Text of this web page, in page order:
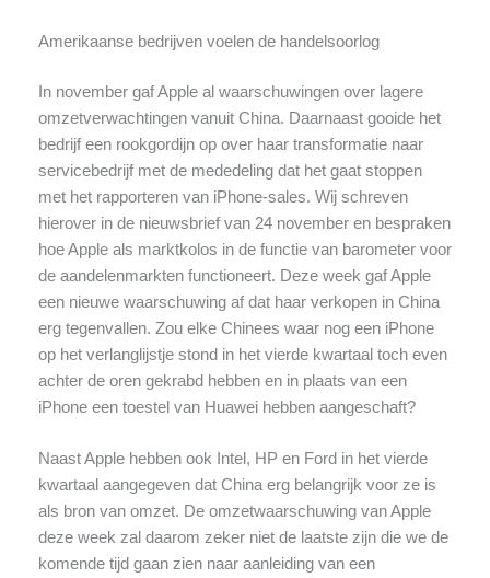
Amerikaanse bedrijven voelen de handelsoorlog
In november gaf Apple al waarschuwingen over lagere
omzetverwachtingen vanuit China. Daarnaast gooide het
bedrijf een rookgordijn op over haar transformatie naar
servicebedrijf met de mededeling dat het gaat stoppen
met het rapporteren van iPhone-sales. Wij schreven
hierover in de nieuwsbrief van 24 november en bespraken
hoe Apple als marktkolos in de functie van barometer voor
de aandelenmarkten functioneert. Deze week gaf Apple
een nieuwe waarschuwing af dat haar verkopen in China
erg tegenvallen. Zou elke Chinees waar nog een iPhone
op het verlanglijstje stond in het vierde kwartaal toch even
achter de oren gekrabd hebben en in plaats van een
iPhone een toestel van Huawei hebben aangeschaft?
Naast Apple hebben ook Intel, HP en Ford in het vierde
kwartaal aangegeven dat China erg belangrijk voor ze is
als bron van omzet. De omzetwaarschuwing van Apple
deze week zal daarom zeker niet de laatste zijn die we de
komende tijd gaan zien naar aanleiding van een